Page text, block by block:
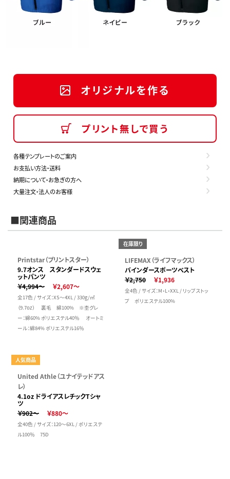
オリジナルを作る
プリント無しで買う
各種テンプレートのご案内
お支払い方法・送料
納期について・お急ぎの方へ
大量注文・法人のお客様
■関連商品
Printstar（プリントスター）
9.7オンス スタンダードスウェ
ットパンツ
￥4,994～
￥2,607～
全17色 / サイズ：XS～4XL / 330g/㎡
（9.7oz） 裏毛 綿100% ※杢グレ
ー：綿60% ポリエステル40％ オートミ
ール：綿84% ポリエステル16％
在庫限り
LIFEMAX（ライフマックス）
バインダースポーツベスト
￥2,750
￥1,936
全4色 / サイズ：M・L・XXL / リップストッ
プ ポリエステル100%
人気商品
United Athle（ユナイテッドアス
レ）
4.1oz ドライアスレチックTシャ
ツ
￥902～
￥880～
全40色 / サイズ：120～6XL / ポリエステ
ル100％ 75D